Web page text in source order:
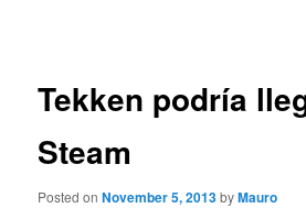
Tekken podría
Steam
Posted onNovember 5, 2013byMauro